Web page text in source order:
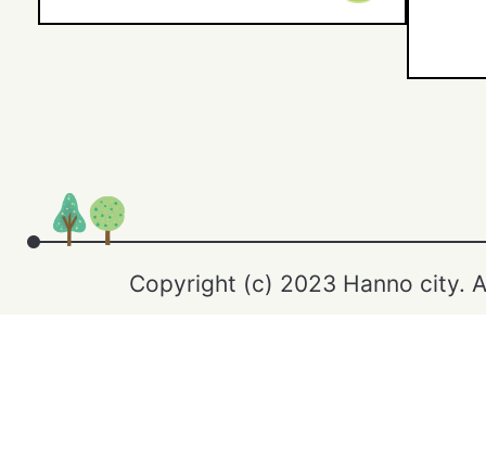
Copyright (c) 2023 Hanno city.